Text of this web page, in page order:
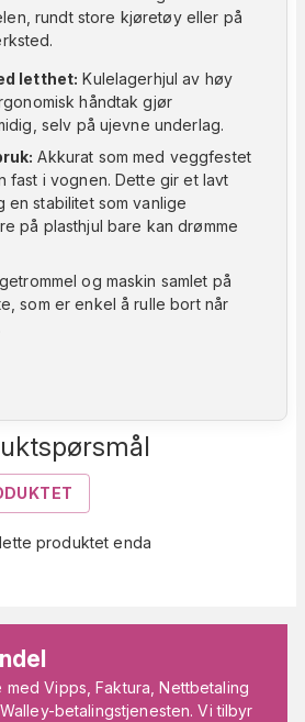
produktet enda
rundt store kjøretøy eller på
letthet: Kulelagerhjul av høy
håndtak gjør
selv på ujevne underlag.
Akkurat som med veggfestet
fast i vognen. Dette gir et lavt
en stabilitet som vanlige
på plasthjul bare kan drømme
og maskin samlet på
som er enkel å rulle bort når
med Vipps, Faktura, Nettbetaling
betalingstjenesten. Vi tilbyr